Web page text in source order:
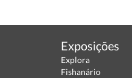
Exposições
Explora
Fishanário